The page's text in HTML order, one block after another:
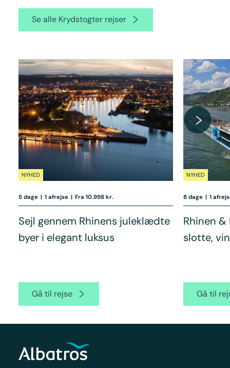
Se alle Krydstogter rejser
NYHED
5 dage | 1 afrejse | Fra 10.998 kr.
Sejl gennem Rhinens juleklædte
byer i elegant luksus
Gå til rejse
NYHED
8 dage | 1
Rhinen
slotte,
Gå til